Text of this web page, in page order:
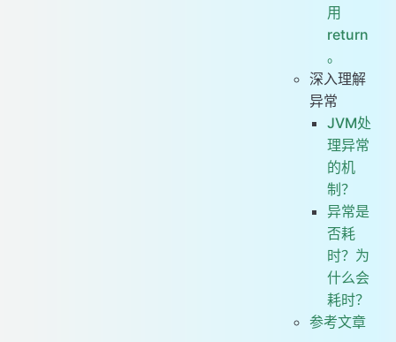
用
return
。
深入理解
异常
JVM处
理异常
的机
制？
异常是
否耗
时？为
什么会
耗时？
参考文章